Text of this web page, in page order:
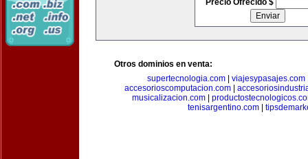
Precio Ofrecido $
Otros dominios en venta:
supertecnologia.com| viajesypasajes.com
accesorioscomputacion.com
musicalizacion.com|
tenisargentino.com